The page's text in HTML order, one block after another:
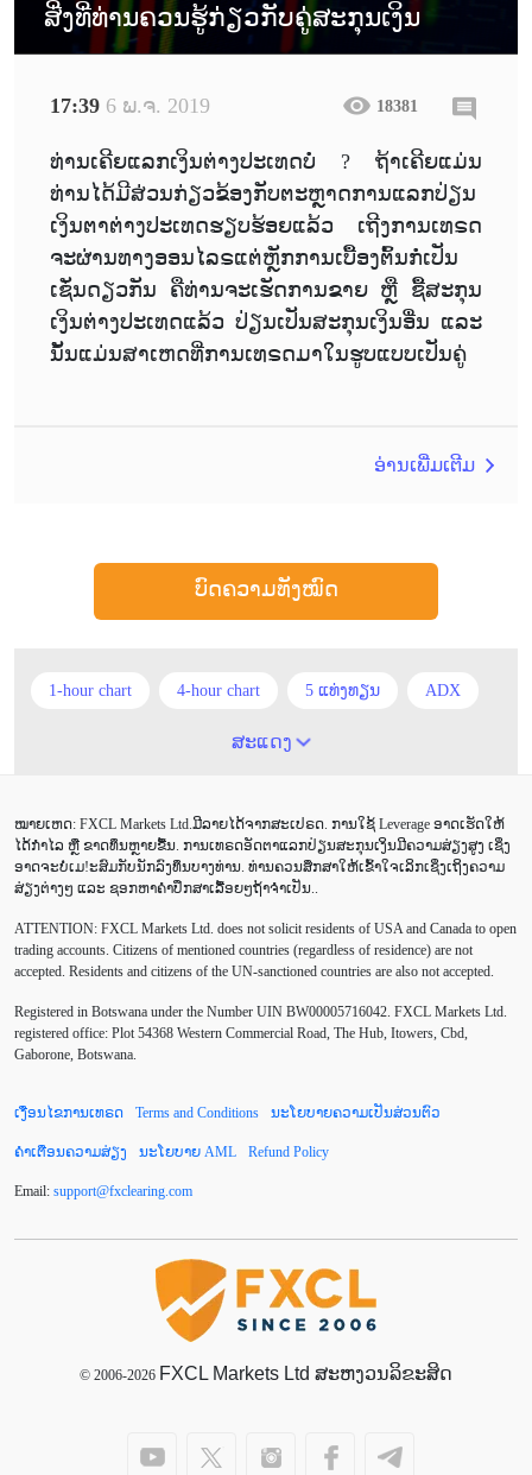
ສີ່ງທີ່ທ່ານຄວນຮູ້ກ່ຽວກັບຄູ່ສະກຸນເງິນ
17:39 6 ພ.ຈ. 2019 18381
ທ່ານເຄີຍແລກເງິນຕ່າງປະເທດບໍ່ ? ຖ້າເຄີຍແມ່ນ
ທ່ານໄດ້ມີສ່ວນກ່ຽວຂ້ອງກັບຕະຫຼາດການແລກປ່ຽນ
ເງິນຕາຕ່າງປະເທດຮຽບຮ້ອຍແລ້ວ ເຖີງການເທຣດ
ຈະຜ່ານທາງອອນໄລຣແຕ່ຫຼັກການເບື້ອງຕົ້ນກໍ່ເປັນ
ເຊັ່ນດຽວກັນ ຄືທ່ານຈະເຮັດການຂາຍ ຫຼື ຊື້ສະກຸນ
ເງິນຕ່າງປະເທດແລ້ວ ປ່ຽນເປັນສະກຸນເງິນອື່ນ ແລະ
ນັ້ນແມ່ນສາເຫດທີ່ການເທຣດມາໃນຮູບແບບເປັນຄູ່
ອ່ານເພີ່ມເຕີມ
ບົດຄວາມທັງໝົດ
1-hour chart 4-hour chart 5 ແທ່ງທຽນ ADX
Alexander Elder
Buy Stop CAD CHF COVID-19 CPI
Canadian dollar Charles Dow
Chinese Yuan Correlation Matrix D1 DailyFX
Default mode network Doji EA EA ເຊີງລຸກ
ECB ECN EMA EUR EUR/AUD
GBP/JPY GBP/USD
Great Britain pound H1 H4
Interbank Introducing Broker
Limit order London session
ສະແດງ
ໝາຍເຫດ: FXCL Markets Ltd.ມີລາຍໄດ້ຈາກສະເປຣດ. ການໃຊ້ Leverage ອາດເຮັດໃຫ້
ໄດ້ກຳໄລ ຫຼື ຂາດທຶນຫຼາຍຂື້ນ. ການເທຣດອັດຕາແລກປ່ຽນສະກຸນເງິນມີຄວາມສ່ຽງສູງ ເຊິ່ງ
ອາດຈະບໍ່ເມ!ະສົມກັບນັກລົງທຶນບາງທ່ານ. ທ່ານຄວນສຶກສາໃຫ້ເຂົ້າໃຈເລິກເຊິ່ງເຖິງຄວາມ
ສ່ຽງຕ່າງໆ ແລະ ຊອກຫາຄຳປຶກສາເລື້ອຍໆຖ້າຈຳເປັນ..
ATTENTION: FXCL Markets Ltd. does not solicit residents of USA and Canada to open
trading accounts. Citizens of mentioned countries (regardless of residence) are not
accepted. Residents and citizens of the UN-sanctioned countries are also not accepted.
Registered in Botswana under the Number UIN BW00005716042. FXCL Markets Ltd.
registered office: Plot 54368 Western Commercial Road, The Hub, Itowers, Cbd,
Gaborone, Botswana.
ເງື່ອນໄຂການເທຣດ Terms and Conditions ນະໂຍບາຍຄວາມເປັນສ່ວນຕົວ
ຄຳເຕືອນຄວາມສ່ຽງ ນະໂຍບາຍ AML Refund Policy
Email: support@fxclearing com
© 2006-2026 FXCL Markets Ltd ສະຫງວນລິຂະສິດ